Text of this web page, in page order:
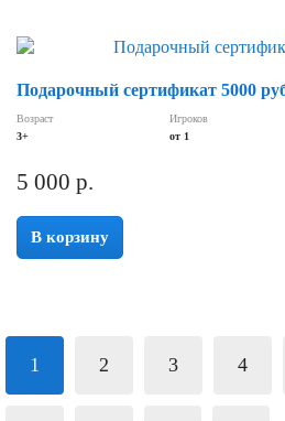
Подарочный сертификат 5000
Возраст
3+
Игроков
от 1
5 000 р.
В корзину
1 2 3 4